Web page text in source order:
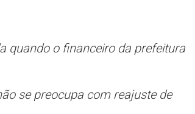
quando o financeiro da prefeitura
se preocupa com reajuste de